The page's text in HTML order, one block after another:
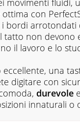
movimenti fluidi,
con
i bordi arrotondati
tatto non devono
il lavoro e lo
eccellente, una
digitare con
durevole
innaturali o